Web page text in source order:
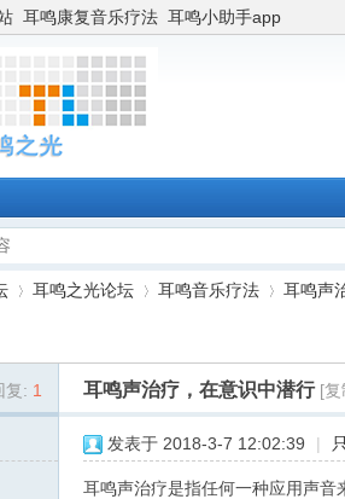
耳鸣康复音乐疗法 耳鸣小助手app
›
耳鸣之光论坛
›
耳鸣音乐疗法
›
耳鸣声
复: 1 耳鸣声治疗，在意识中潜行 [
发表于 2018-3-7 12:02:39 |
耳鸣声治疗是指任何一种应用声